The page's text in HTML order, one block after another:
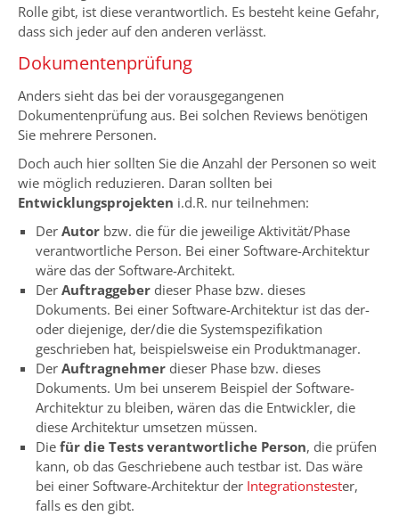
Rolle gibt, ist diese verantwortlich. Es besteht keine Gefahr,
dass sich jeder auf den anderen verlässt.
Dokumentenprüfung
Anders sieht das bei der vorausgegangenen
Dokumentenprüfung aus. Bei solchen Reviews benötigen
Sie mehrere Personen.
Doch auch hier sollten Sie die Anzahl der Personen so weit
wie möglich reduzieren. Daran sollten bei
Entwicklungsprojekten i.d.R. nur teilnehmen:
Der Autor bzw. die für die jeweilige Aktivität/Phase
verantwortliche Person. Bei einer Software-Architektur
wäre das der Software-Architekt.
Der Auftraggeber dieser Phase bzw. dieses
Dokuments. Bei einer Software-Architektur ist das der-
oder diejenige, der/die die Systemspezifikation
geschrieben hat, beispielsweise ein Produktmanager.
Der Auftragnehmer dieser Phase bzw. dieses
Dokuments. Um bei unserem Beispiel der Software-
Architektur zu bleiben, wären das die Entwickler, die
diese Architektur umsetzen müssen.
Die für die Tests verantwortliche Person, die prüfen
kann, ob das Geschriebene auch testbar ist. Das wäre
bei einer Software-Architektur der Integrationstester,
falls es den gibt.